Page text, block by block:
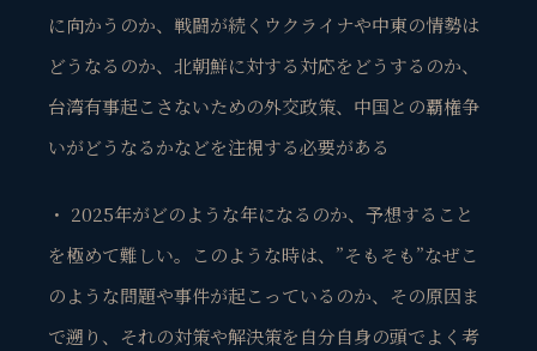
に向かうのか、戦闘が続くウクライナや中東の情勢は
どうなるのか、北朝鮮に対する対応をどうするのか、
台湾有事起こさないための外交政策、中国との覇権争
いがどうなるかなどを注視する必要がある
・ 2025年がどのような年になるのか、予想すること
を極めて難しい。このような時は、”そもそも”なぜこ
のような問題や事件が起こっているのか、その原因ま
で遡り、それの対策や解決策を自分自身の頭でよく考